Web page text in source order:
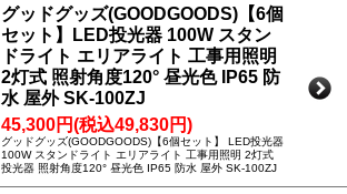
グッドグッズ(GOODGOODS)【6個
セット】LED投光器 100W スタン
ドライト エリアライト 工事用照明
2灯式 照射角度120° 昼光色 IP65 防
水 屋外 SK-100ZJ
45,300円(税込49,830円)
グッドグッズ(GOODGOODS)【6個セット】 LED投光器
100W スタンドライト エリアライト 工事用照明 2灯式
投光器 照射角度120° 昼光色 IP65 防水 屋外 SK-100ZJ